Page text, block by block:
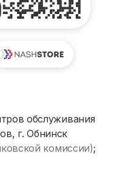
обслуживания
г. Обнинск
комиссии);
электроэнергии